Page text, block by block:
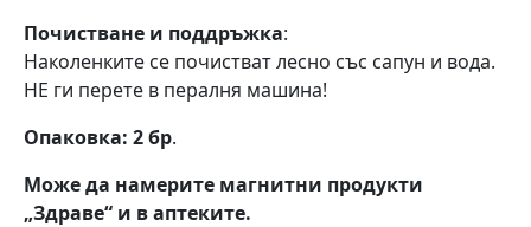
Почистване и поддръжка:
Наколенките се почистват лесно със сапун и вода.
НЕ ги перете в пералня машина!
Опаковка: 2 бр.
Може да намерите магнитни продукти
„Здраве“ и в аптеките.